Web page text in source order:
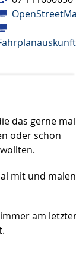
das gerne mal
oder schon
mit und malen
am